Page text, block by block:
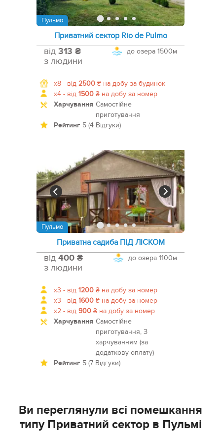
Пульмо
Приватний сектор Rio de Pulmo
до озера 1500м
від 313 ₴
з людини
x8 - від 2500 ₴ на добу за будинок
x4 - від 1500 ₴ на добу за номер
Харчування Самостійне
приготування
Рейтинг 5 (4 Відгуки)
Пульмо
Приватна садиба ПІД ЛІСКОМ
до озера 1100м
від 400 ₴
з людини
x3 - від 1200 ₴ на добу за номер
x3 - від 1600 ₴ на добу за номер
x2 - від 900 ₴ на добу за номер
Харчування Самостійне
приготування, З
харчуванням (за
додаткову оплату)
Рейтинг 5 (7 Відгуки)
Ви переглянули всі помешкання
типу Приватний сектор в Пульмі